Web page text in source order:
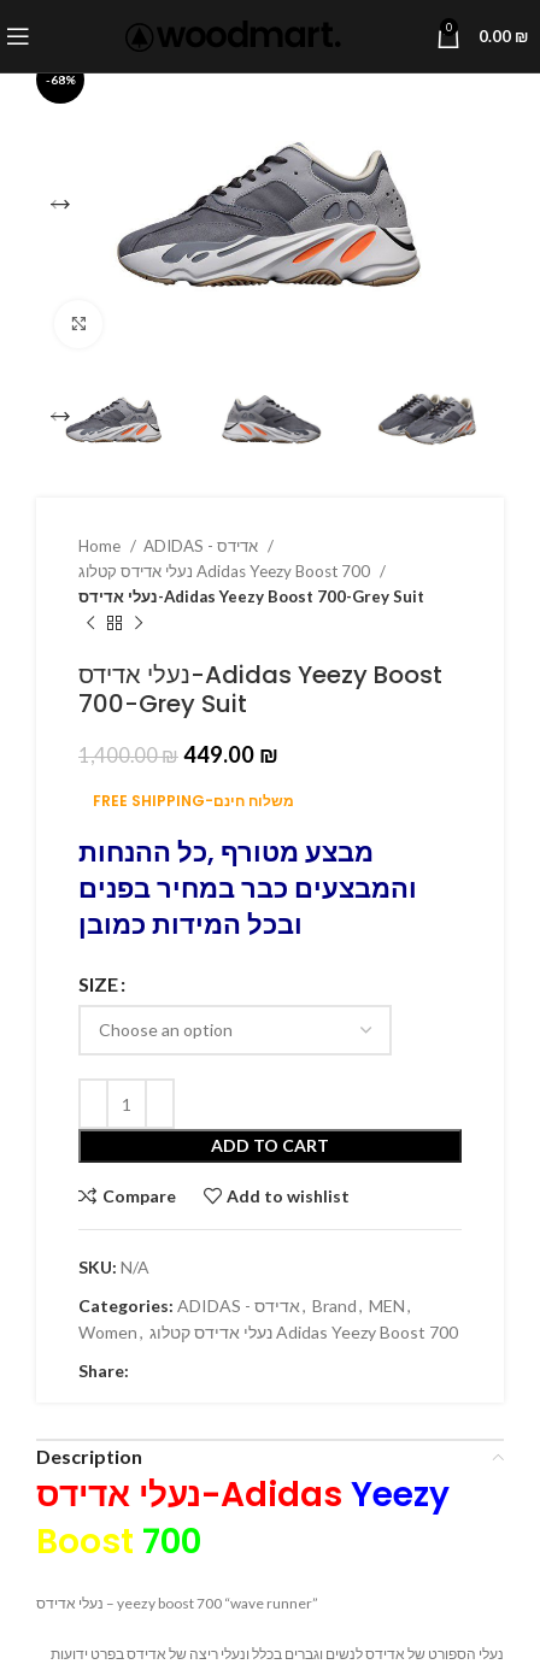
0 0.00 ₪
-68%
Home
נעלי אדידס קטלוג Adidas Yeezy Boost 700
נעלי אדידס-Adidas Yeezy Boost 700-Grey Suit
נעלי אדידס-Adidas Yeezy Boost
700-Grey Suit
1,400.00₪ 449.00 ₪
FREE SHIPPING-משלוח חינם
מבצע מטורף ,כל ההנחות
והמבצעים כבר במחיר בפנים
ובכל המידות כמובן
SIZE
ADD TO CART
Compare Add to wishlist
SKU: N/A
Categories:
ADIDAS - אדידס, Brand, MEN,
Women,
נעלי אדידס קטלוג Adidas Yeezy Boost 700
Share:
Description
נעלי אדידס-Adidas Yeezy
Boost 700
נעלי אדידס – yeezy boost 700 “wave runner”
נעלי הספורט של אדידס לנשים וגברים בכלל ונעלי ריצה של אדידס בפרט ידועות